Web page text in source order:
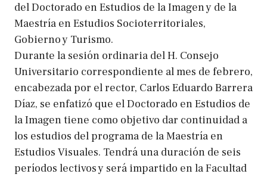
del Doctorado en Estudios de la Imagen y de la
Maestría en Estudios Socioterritoriales,
Gobierno y Turismo.
Durante la sesión ordinaria del H. Consejo
Universitario correspondiente al mes de febrero,
encabezada por el rector, Carlos Eduardo Barrera
Díaz, se enfatizó que el Doctorado en Estudios de
la Imagen tiene como objetivo dar continuidad a
los estudios del programa de la Maestría en
Estudios Visuales. Tendrá una duración de seis
períodos lectivos y será impartido en la Facultad